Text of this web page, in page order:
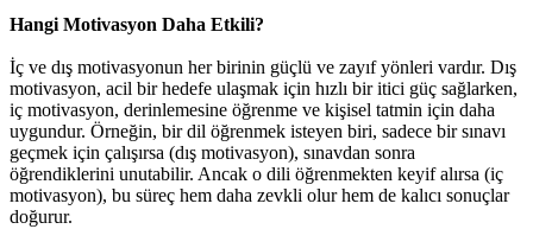
Hangi Motivasyon Daha Etkili?
İç ve dış motivasyonun her birinin güçlü ve zayıf yönleri vardır. Dış
motivasyon, acil bir hedefe ulaşmak için hızlı bir itici güç sağlarken,
iç motivasyon, derinlemesine öğrenme ve kişisel tatmin için daha
uygundur. Örneğin, bir dil öğrenmek isteyen biri, sadece bir sınavı
geçmek için çalışırsa (dış motivasyon), sınavdan sonra
öğrendiklerini unutabilir. Ancak o dili öğrenmekten keyif alırsa (iç
motivasyon), bu süreç hem daha zevkli olur hem de kalıcı sonuçlar
doğurur.